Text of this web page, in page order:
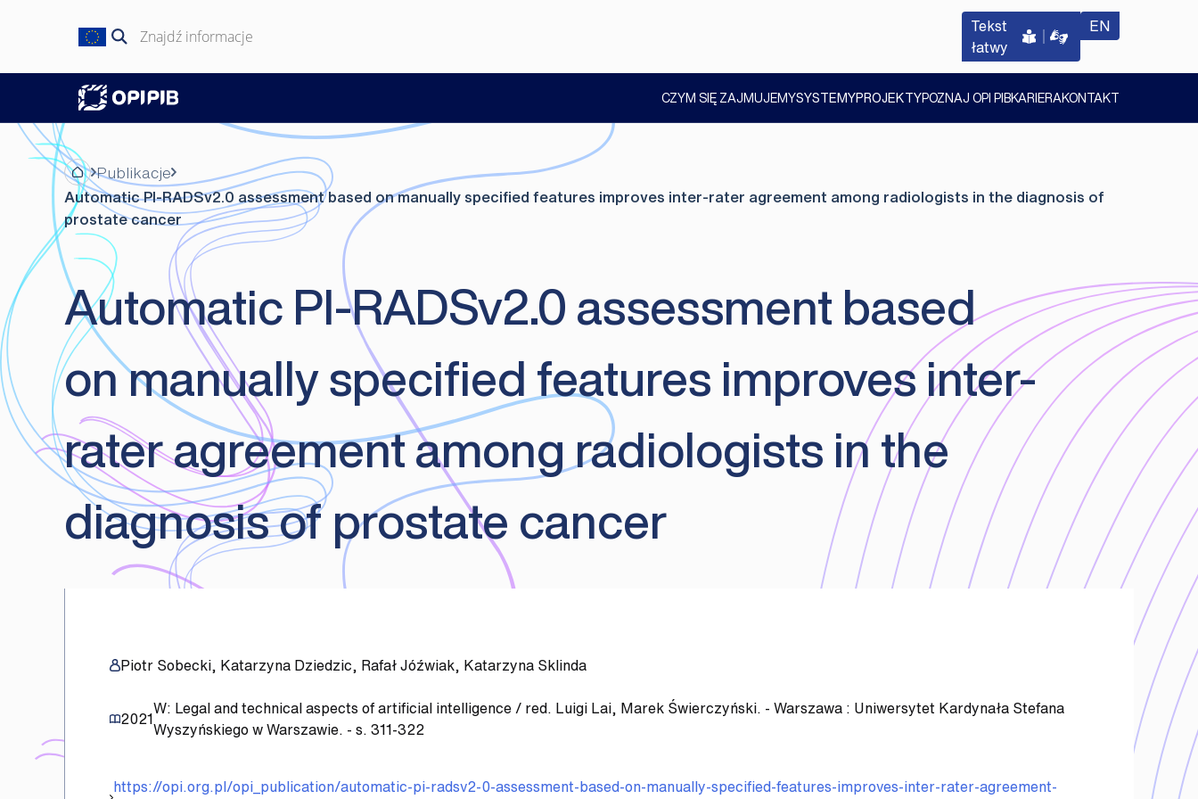
Szukaj:
Tekst
łatwy
EN
POKAŻ
PODMENU
CZYM SIĘ ZAJMUJEMYSYSTEMYPROJEKTYPOKAŻ
PODMENU
POZNAJ OPI PIBPOKAŻ
PODMENU
KARIERAPOKAŻ
PODMENU
KONTAKT
Publikacje
Automatic PI-RADSv2.0 assessment based on manually specified features improves inter-rater agreement among radiologists in the diagnosis of
prostate cancer
Automatic PI-RADSv2.0 assessment based
on manually specified features improves inter-
rater agreement among radiologists in the
diagnosis of prostate cancer
Piotr Sobecki, Katarzyna Dziedzic, Rafał Jóźwiak, Katarzyna Sklinda
2021W: Legal and technical aspects of artificial intelligence / red. Luigi Lai, Marek Świerczyński. - Warszawa : Uniwersytet Kardynała Stefana
Wyszyńskiego w Warszawie. - s. 311-322
https://opi.org.pl/opi_publication/automatic-pi-radsv2-0-assessment-based-on-manually-specified-features-improves-inter-rater-agreement-